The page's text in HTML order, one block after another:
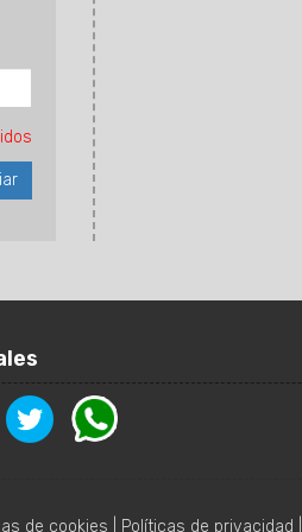
de cookies Políticas de privacidad